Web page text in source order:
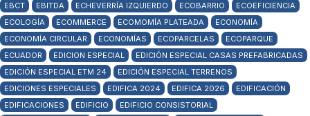
EBCT
EBITDA ECHEVERRÍA IZQUIERDO ECOBARRIO
ECOEFICIENCIA
ECOLOGÍA
ECOMMERCE ECOMOMÍA PLATEADA
ECONOMÍA
ECONOMÍA CIRCULAR
ECONOMÍAS ECOPARCELAS
ECOPARQUE
ECUADOR
EDICION ESPECIAL
EDICIÓN ESPECIAL CASAS PREFABRICADAS
EDICIÓN ESPECIAL ETM 24
EDICIÓN ESPECIAL TERRENOS
EDICIONES ESPECIALES
EDIFICA 2024 EDIFICA 2026
EDIFICACIÓN
EDIFICACIONES
EDIFICIO
EDIFICIO CONSISTORIAL